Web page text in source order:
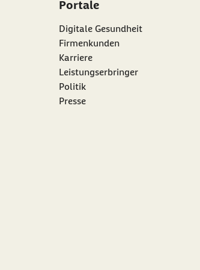
Portale
Digitale Gesundheit
Firmenkunden
Karriere
Leistungserbringer
Politik
Presse